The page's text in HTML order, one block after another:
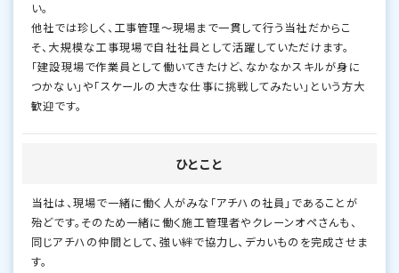
い。
他社では珍しく、工事管理～現場まで一貫して行う当社だからこ
そ、大規模な工事現場で自社社員として活躍していただけます。
「建設現場で作業員として働いてきたけど、なかなかスキルが身に
つかない」や「スケールの大きな仕事に挑戦してみたい」という方大
歓迎です。
ひとこと
当社は、現場で一緒に働く人がみな「アチハの社員」であることが
殆どです。そのため一緒に働く施工管理者やクレーンオペさんも、
同じアチハの仲間として、強い絆で協力し、デカいものを完成させま
す。